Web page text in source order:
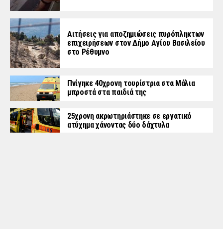
Αιτήσεις για αποζημιώσεις πυρόπληκτων
επιχειρήσεων στον Δήμο Αγίου Βασιλείου
στο Ρέθυμνο
Πνίγηκε 40χρονη τουρίστρια στα Μάλια
μπροστά στα παιδιά της
25χρονη ακρωτηριάστηκε σε εργατικό
ατύχημα χάνοντας δύο δάχτυλα